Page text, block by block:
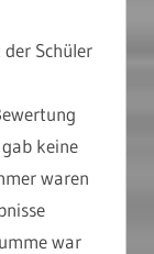
Schüler
keine
waren
war